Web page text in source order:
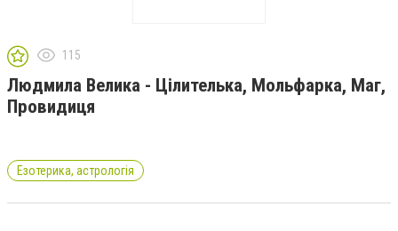
115
Людмила Велика - Цілителька, Мольфарка, Маг,
Провидиця
Езотерика, астрологія